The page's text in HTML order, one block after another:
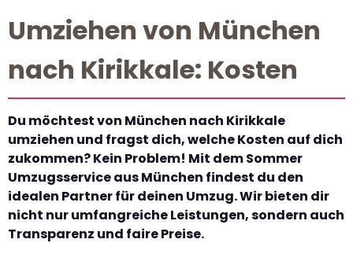
Umziehen von München
nach Kirikkale: Kosten
Du möchtest von München nach Kirikkale
umziehen und fragst dich, welche Kosten auf dich
zukommen? Kein Problem! Mit dem Sommer
Umzugsservice aus München findest du den
idealen Partner für deinen Umzug. Wir bieten dir
nicht nur umfangreiche Leistungen, sondern auch
Transparenz und faire Preise.